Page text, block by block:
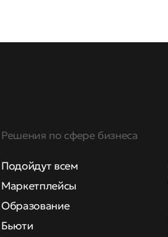
Решения по сфере бизнеса
Подойдут всем
Маркетплейсы
Образование
Бьюти